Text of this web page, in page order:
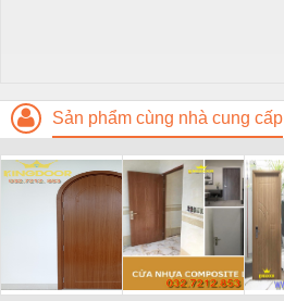
Sản phẩm cùng nhà cung cấp